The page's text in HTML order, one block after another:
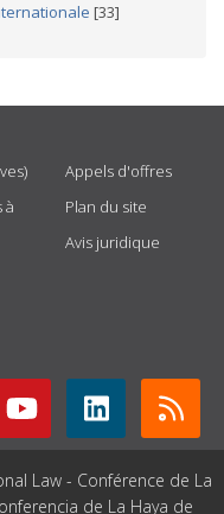
[33]
à
Appels d'offres
Plan du site
Avis juridique
Law - Conférence de La
de La Haya de